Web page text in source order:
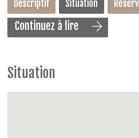
Descriptif Situation
Garage en sous-sol
Continuez à lire
Situation